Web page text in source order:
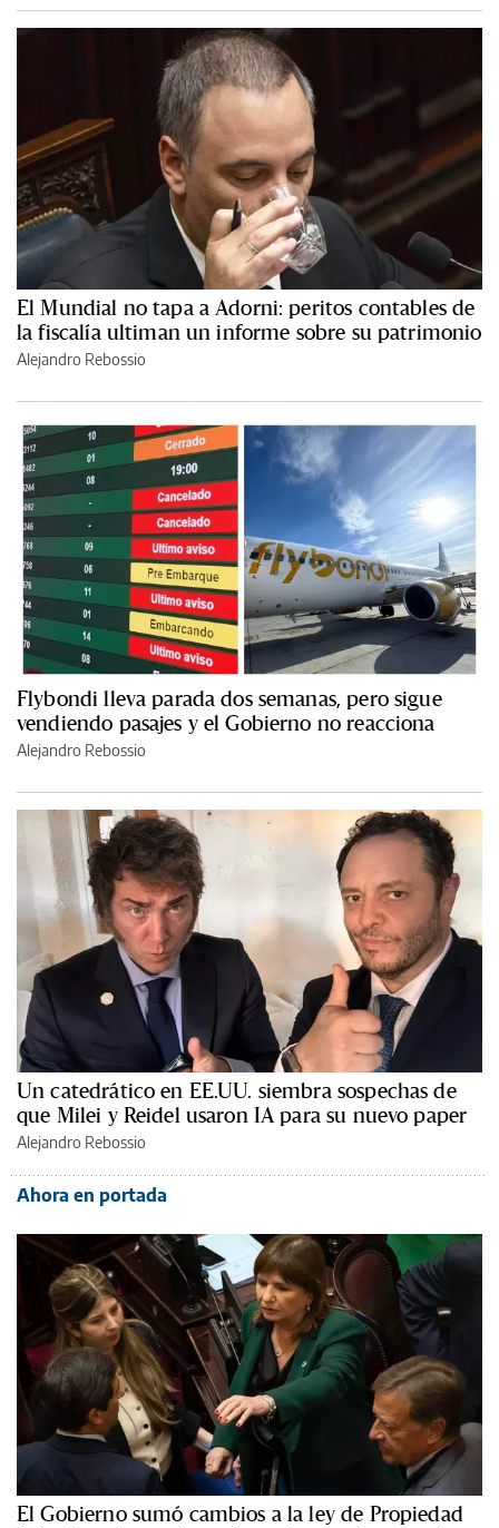
El Mundial no tapa a Adorni: peritos contables de
la fiscalía ultiman un informe sobre su patrimonio
Alejandro Rebossio
Flybondi lleva parada dos semanas, pero sigue
vendiendo pasajes y el Gobierno no reacciona
Alejandro Rebossio
Un catedrático en EE.UU. siembra sospechas de
que Milei y Reidel usaron IA para su nuevo paper
Alejandro Rebossio
Ahora en portada
El Gobierno sumó cambios a la ley de Propiedad